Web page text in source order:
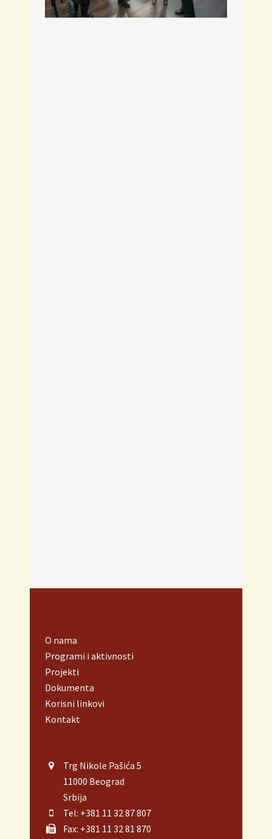
O nama
Programi i aktivnosti
Projekti
Dokumenta
Korisni linkovi
Kontakt
Trg Nikole Pašića 5
11000 Beograd
Srbija
Tel: +381 11 32 87 807
Fax: +381 11 32 81 870